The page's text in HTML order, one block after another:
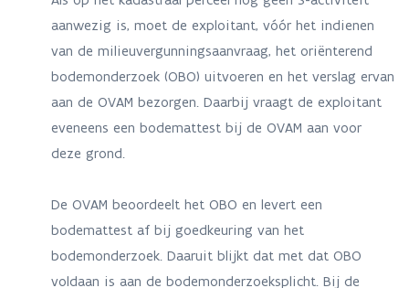
aanwezig is, moet de exploitant, vóór het indienen
van de milieuvergunningsaanvraag, het oriënterend
bodemonderzoek (OBO) uitvoeren en het verslag ervan
aan de OVAM bezorgen. Daarbij vraagt de exploitant
eveneens een bodemattest bij de OVAM aan voor
deze grond.
De OVAM beoordeelt het OBO en levert een
bodemattest af bij goedkeuring van het
bodemonderzoek. Daaruit blijkt dat met dat OBO
voldaan is aan de bodemonderzoeksplicht. Bij de